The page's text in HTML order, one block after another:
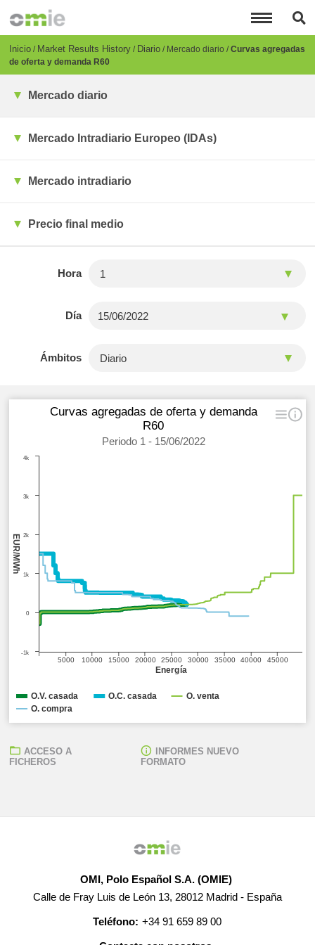
principal
Breadcrumb
Inicio Market Results History Diario Mercado diario Curvas agregadas
de oferta y demanda R60
Mercado diario
Mercado Intradiario Europeo (IDAs)
Mercado intradiario
Precio final medio
Hora
Día
Ámbitos
Energía
EUR/MWh
Curvas agregadas de oferta y demanda
R60
Periodo 1 - 15/06/2022
5000 10000 15000 20000 25000 30000 35000 40000 45000
-1k
0
1k
2k
3k
4k
O.V. casada O.C. casada O. venta
O. compra
ACCESO A
FICHEROS
INFORMES NUEVO
FORMATO
OMI, Polo Español S.A. (OMIE)
Calle de Fray Luis de León 13, 28012 Madrid - España
Teléfono: +34 91 659 89 00